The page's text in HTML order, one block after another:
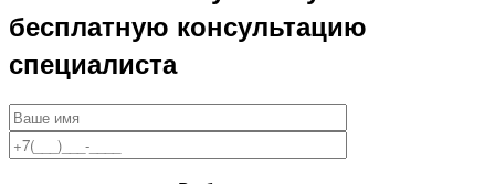
бесплатную консультацию
специалиста